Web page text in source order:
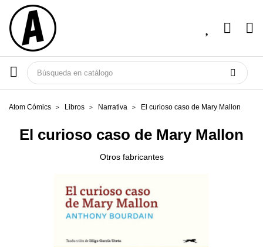
Atom Cómics Libros Narrativa El curioso caso de Mary Mallon
El curioso caso de Mary Mallon
Otros fabricantes